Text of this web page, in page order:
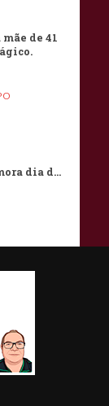
de 41
dia d…